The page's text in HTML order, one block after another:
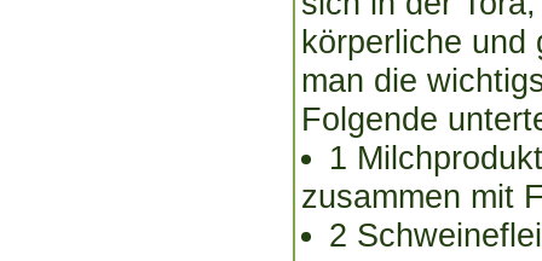
körperliche und
man die
Folgende
1
zusammen mit
2